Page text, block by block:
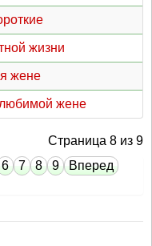
жизни
жене
жене
Страница 8 из 9
6 7 8 9
Вперед